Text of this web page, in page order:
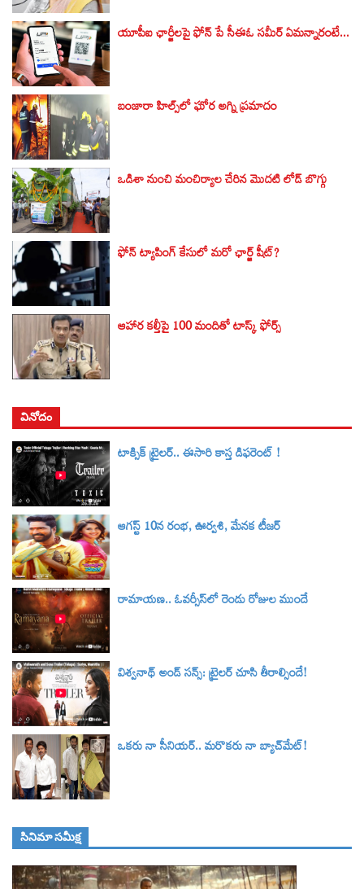
యూపీఐ ఛార్జీలపై ఫోన్ పే సీఈఓ సమీర్ ఏమన్నారంటే...
బంజారా హిల్స్‌లో ఘోర అగ్ని ప్రమాదం
ఒడిశా నుంచి మంచిర్యాల చేరిన మొదటి లోడ్ బొగ్గు
ఫోన్ ట్యాపింగ్‌ కేసులో మరో ఛార్జ్‌ షీట్‌?
ఆహార కల్తీపై 100 మందితో టాస్క్ ఫోర్స్
వినోదం
టాక్సిక్‌ ట్రైలర్‌.. ఈసారి కాస్త డిఫరెంట్ !
ఆగస్ట్ 10న రంభ, ఊర్వశి, మేనక టీజర్‌
రామాయణ.. ఓవర్సీస్‌లో రెండు రోజుల ముందే
విశ్వనాథ్ అండ్ సన్స్: ట్రైలర్‌ చూసి తీరాల్సిందే!
ఒకరు నా సీనియర్.. మరొకరు నా బ్యాచ్‌మేట్!
సినిమా స‌మీక్ష